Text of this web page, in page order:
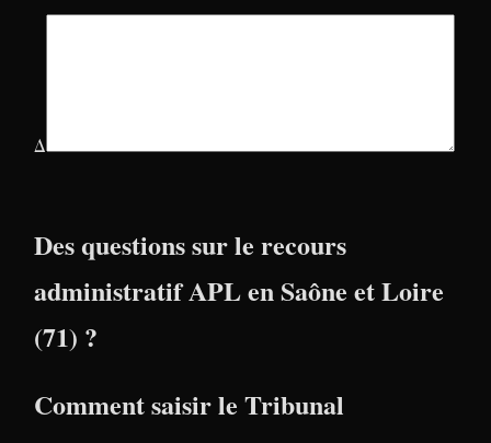
Δ
Des questions sur le recours
administratif APL en Saône et Loire
(71) ?
Comment saisir le Tribunal